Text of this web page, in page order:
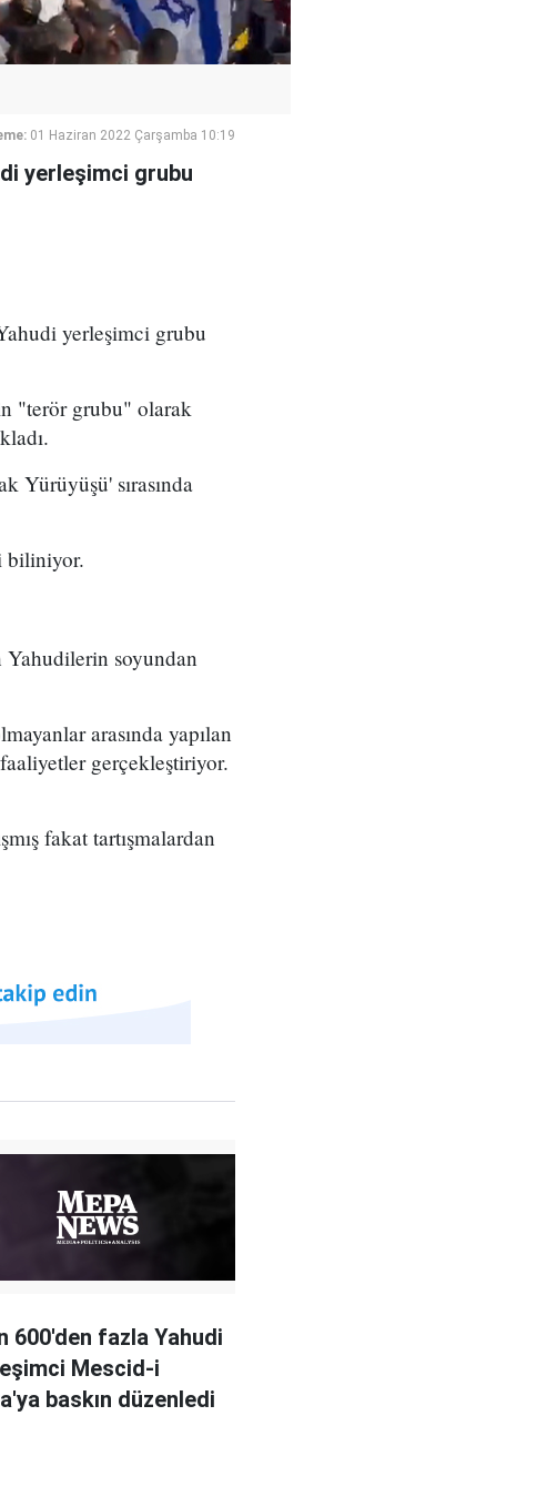
01 Haziran 2022 Çarşamba 10:19
yerleşimci grubu
yerleşimci grubu
"terör grubu" olarak
Yürüyüşü' sırasında
biliniyor.
soyundan
arasında yapılan
gerçekleştiriyor.
fakat tartışmalardan
600'den fazla Yahudi
Mescid-i
baskın düzenledi